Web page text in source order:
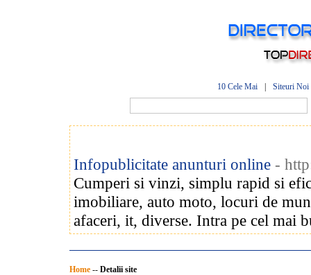
10 Cele Mai Siteuri Noi
Infopublicitate anunturi online -
Cumperi si vinzi, simplu rapid si
imobiliare, auto moto, locuri de
afaceri, it, diverse. Intra pe cel mai
Home -- Detalii site